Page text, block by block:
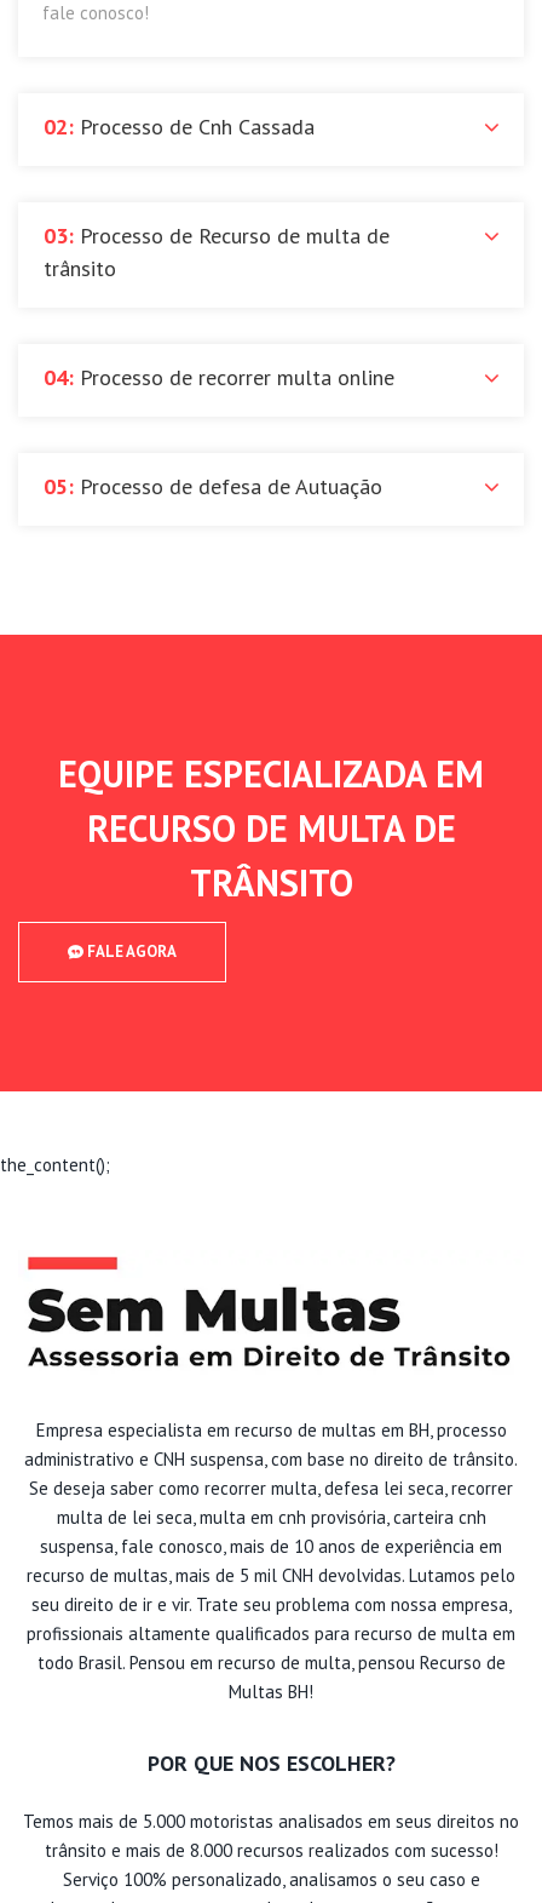
fale conosco!
02: Processo de Cnh Cassada
03: Processo de Recurso de multa de
trânsito
04: Processo de recorrer multa online
05: Processo de defesa de Autuação
EQUIPE ESPECIALIZADA EM
RECURSO DE MULTA DE
TRÂNSITO
FALE AGORA
the_content();
Empresa especialista em recurso de multas em BH, processo
administrativo e CNH suspensa, com base no direito de trânsito.
Se deseja saber como recorrer multa, defesa lei seca, recorrer
multa de lei seca, multa em cnh provisória, carteira cnh
suspensa, fale conosco, mais de 10 anos de experiência em
recurso de multas, mais de 5 mil CNH devolvidas. Lutamos pelo
seu direito de ir e vir. Trate seu problema com nossa empresa,
profissionais altamente qualificados para recurso de multa em
todo Brasil. Pensou em recurso de multa, pensou Recurso de
Multas BH!
POR QUE NOS ESCOLHER?
Temos mais de 5.000 motoristas analisados em seus direitos no
trânsito e mais de 8.000 recursos realizados com sucesso!
Serviço 100% personalizado, analisamos o seu caso e